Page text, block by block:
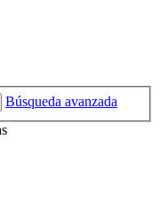
Búsqueda avanzada